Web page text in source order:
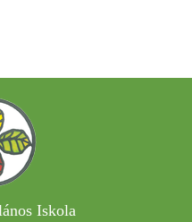
Iskola